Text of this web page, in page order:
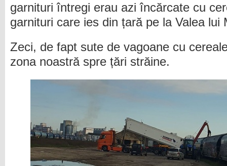
garnituri întregi erau azi încărcate cu
garnituri care ies din țară pe la Valea lui
Zeci, de fapt sute de vagoane cu
zona noastră spre țări străine.